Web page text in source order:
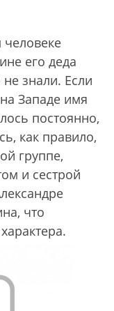
его деда
знали. Если
Западе имя
постоянно,
как правило,
группе,
и сестрой
что